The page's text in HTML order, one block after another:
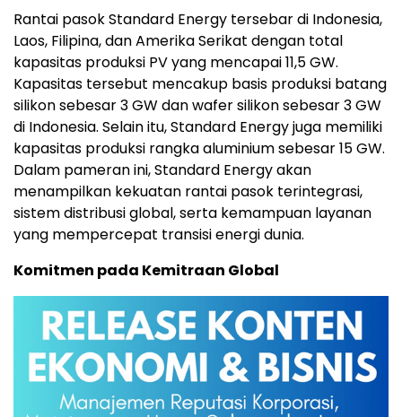
Rantai pasok Standard Energy tersebar di Indonesia,
Laos, Filipina, dan Amerika Serikat dengan total
kapasitas produksi PV yang mencapai 11,5 GW.
Kapasitas tersebut mencakup basis produksi batang
silikon sebesar 3 GW dan wafer silikon sebesar 3 GW
di Indonesia. Selain itu, Standard Energy juga memiliki
kapasitas produksi rangka aluminium sebesar 15 GW.
Dalam pameran ini, Standard Energy akan
menampilkan kekuatan rantai pasok terintegrasi,
sistem distribusi global, serta kemampuan layanan
yang mempercepat transisi energi dunia.
Komitmen pada Kemitraan Global